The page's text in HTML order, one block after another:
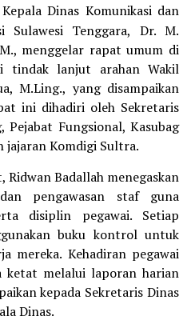
Dinas Komunikasi dan
Sulawesi Tenggara, Dr. M.
menggelar rapat umum di
tindak lanjut arahan Wakil
M.Ling., yang disampaikan
ini dihadiri oleh Sekretaris
Pejabat Fungsional, Kasubag
jajaran Komdigi Sultra.
Badallah menegaskan
pengawasan staf guna
disiplin pegawai. Setiap
buku kontrol untuk
mereka. Kehadiran pegawai
ketat melalui laporan harian
kepada Sekretaris Dinas
Dinas.